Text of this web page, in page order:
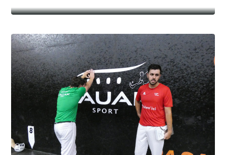
Summer league fémnine, Laugié-
Gonzales en finale à Hossegor
6.8.2026